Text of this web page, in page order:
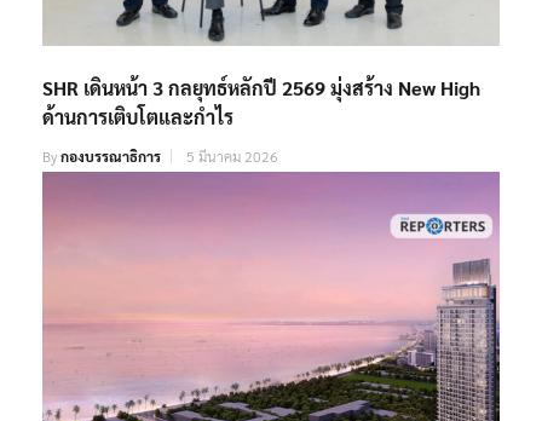
SHR เดินหน้า 3 กลยุทธ์หลักปี 2569 มุ่งสร้าง New High
ด้านการเติบโตและกำไร
Byกองบรรณาธิการ 5 มีนาคม 2026